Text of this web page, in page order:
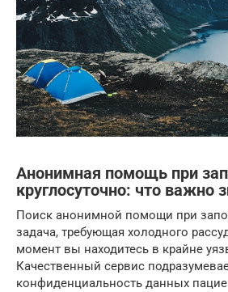
Анонимная помощь при
круглосуточно: что важно
Поиск анонимной помощи при
задача, требующая холодного
момент вы находитесь в крайне
Качественный сервис
конфиденциальность данных